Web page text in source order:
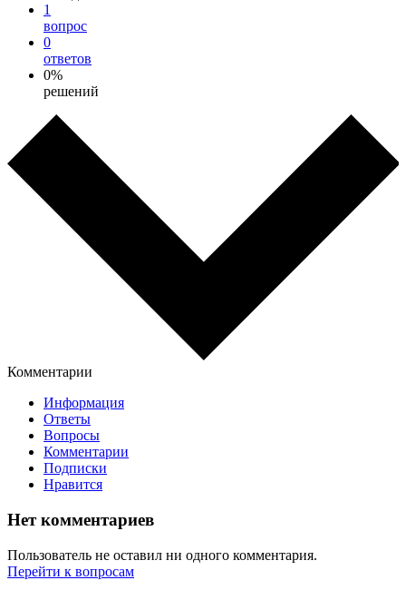
1
вопрос
0
ответов
0%
решений
Комментарии
Информация
Ответы
Вопросы
Комментарии
Подписки
Нравится
Нет комментариев
Пользователь не оставил ни одного комментария.
Перейти к вопросам